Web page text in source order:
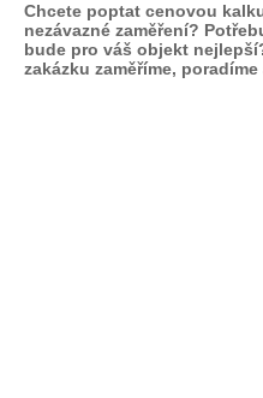
Chcete poptat cenovou
nezávazné zaměření?
bude pro váš objekt
zakázku zaměříme, poradíme